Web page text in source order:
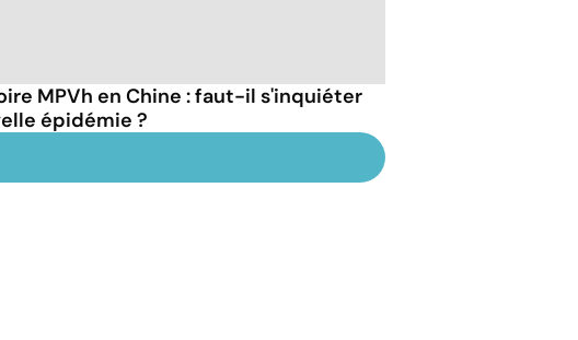
MPVh en Chine : faut-il s'inquiéter
épidémie ?